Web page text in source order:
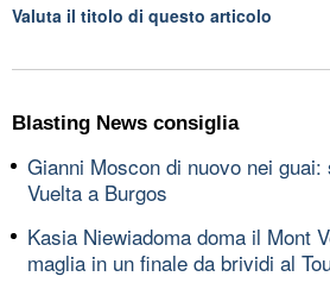
Valuta il titolo di questo articolo
Blasting News consiglia
Gianni Moscon di nuovo nei
Vuelta a Burgos
Kasia Niewiadoma doma il Mont
maglia in un finale da brividi al